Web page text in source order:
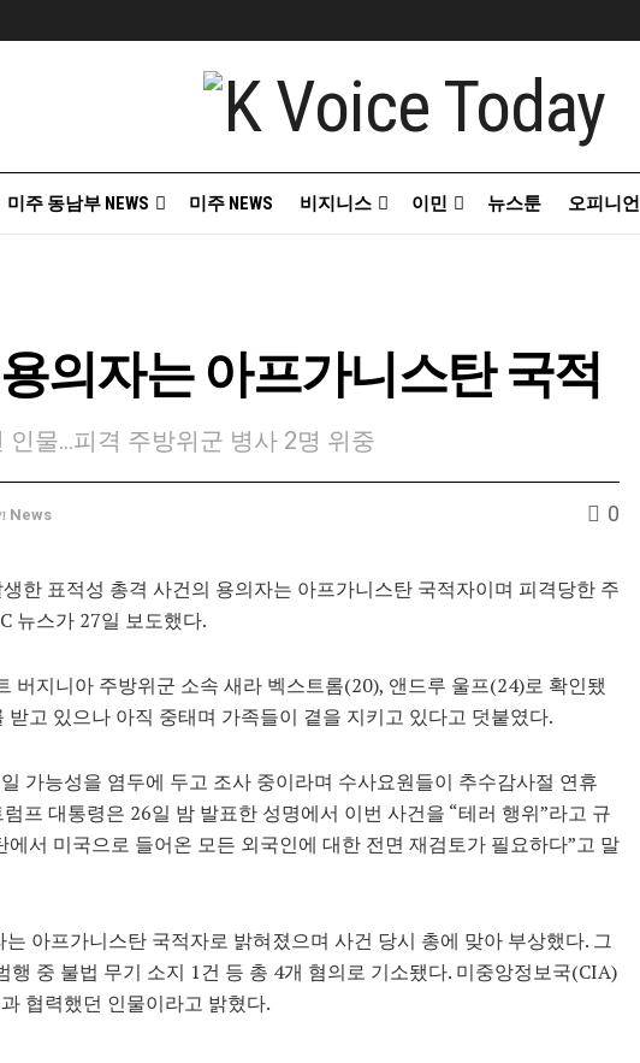
미주 동남부 NEWS 미주 NEWS 비지니스 이민 뉴스툰 오피니언
의자는 아프가니스탄 국적
물…피격 주방위군 병사 2명 위중
News 0
한 표적성 총격 사건의 용의자는 아프가니스탄 국적자이며 피격당한 주
뉴스가 27일 보도했다.
버지니아 주방위군 소속 새라 벡스트롬(20), 앤드루 울프(24)로 확인됐
고 있으나 아직 중태며 가족들이 곁을 지키고 있다고 덧붙였다.
가능성을 염두에 두고 조사 중이라며 수사요원들이 추수감사절 연휴
프 대통령은 26일 밤 발표한 성명에서 이번 사건을 “테러 행위”라고 규
서 미국으로 들어온 모든 외국인에 대한 전면 재검토가 필요하다”고 말
아프가니스탄 국적자로 밝혀졌으며 사건 당시 총에 맞아 부상했다. 그
행 중 불법 무기 소지 1건 등 총 4개 혐의로 기소됐다. 미중앙정보국(CIA)
협력했던 인물이라고 밝혔다.